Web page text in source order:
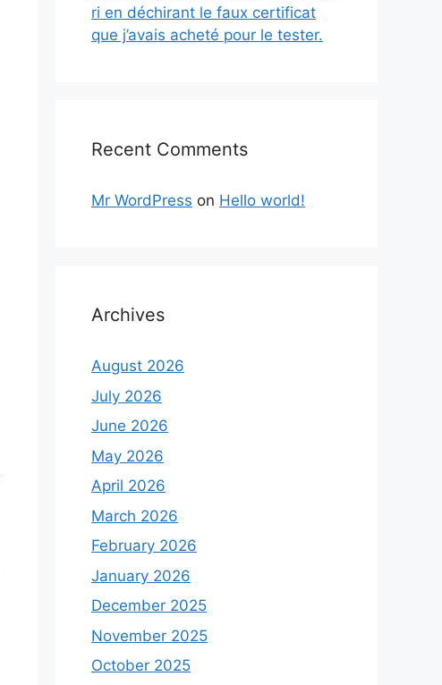
ri en déchirant le faux certificat
que j’avais acheté pour le tester.
Recent Comments
Mr WordPress on Hello world!
Archives
August 2026
July 2026
June 2026
May 2026
April 2026
March 2026
February 2026
January 2026
December 2025
November 2025
October 2025